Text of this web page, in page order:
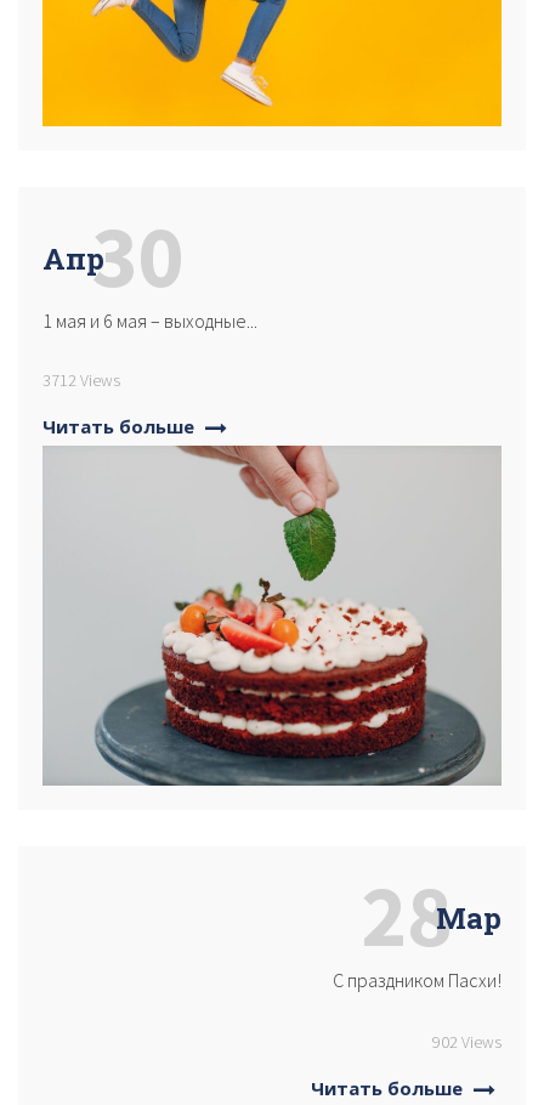
Апр
1 мая и 6 мая – выходные...
3712 Views
Читать больше
30
Мар
С праздником Пасхи!
902 Views
Читать больше
28